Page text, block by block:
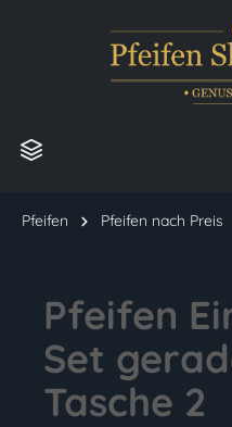
Pfeifen Pfeifen nach Preis
Pfeifen
Set
Tasche 2